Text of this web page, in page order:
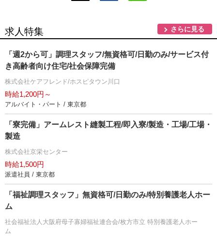
求人特集 さらに見る
「週2から可」調理スタッフ/無資格可/日勤のみ/サービス付
き高齢者向け住宅/社会保障完備
株式会社ケアフレンド/ホスピタウン川口
時給1,200円～
アルバイト・パート / 東京都
「寮完備」アームレスト縫製工程/即入寮/製造・工場/工場・
製造
株式会社京栄センター
時給1,500円
派遣社員 / 東京都
「福祉調理スタッフ」無資格可/日勤のみ/特別養護老人ホー
ム
社会福祉法人大阪府母子寡婦福祉連合会/枚方市立 特別養護老人ホー
ム